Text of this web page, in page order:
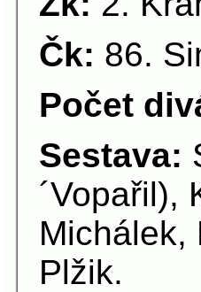
Čk: 86.
Počet
Sestava:
´Vopařil),
Plžik.